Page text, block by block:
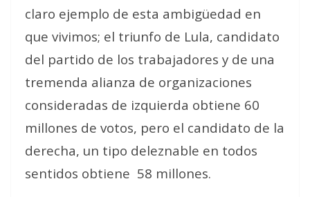
claro ejemplo de esta ambigüedad en
que vivimos; el triunfo de Lula, candidato
del partido de los trabajadores y de una
tremenda alianza de organizaciones
consideradas de izquierda obtiene 60
millones de votos, pero el candidato de la
derecha, un tipo deleznable en todos
sentidos obtiene 58 millones.